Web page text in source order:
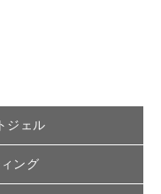
ジェル
ング